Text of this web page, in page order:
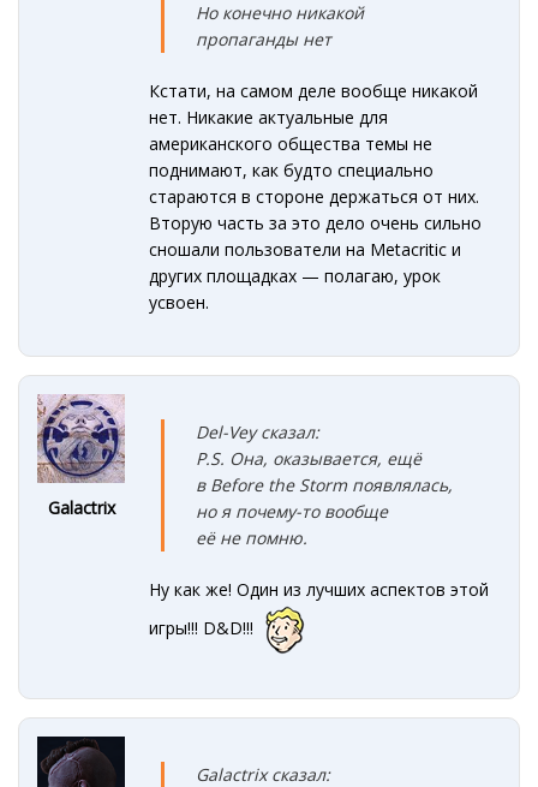
Но конечно никакой
пропаганды нет
Кстати, на самом деле вообще никакой
нет. Никакие актуальные для
американского общества темы не
поднимают, как будто специально
стараются в стороне держаться от них.
Вторую часть за это дело очень сильно
сношали пользователи на Metacritic и
других площадках — полагаю, урок
усвоен.
Galactrix
Del-Vey сказал:
P.S. Она, оказывается, ещё
в Before the Storm появлялась,
но я почему-то вообще
её не помню.
Ну как же! Один из лучших аспектов этой
игры!!! D&D!!!
Galactrix сказал: